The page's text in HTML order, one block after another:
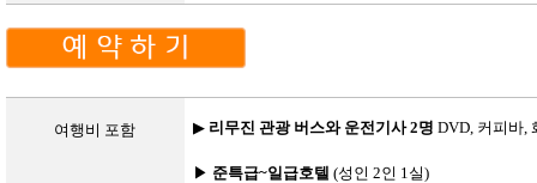
여행비 포함 ▶ 리무진 관광 버스와 운전기사 2명 DVD, 커피바
▶ 준특급~일급호텔 (성인 2인 1 실)